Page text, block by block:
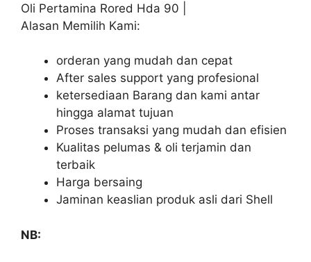
Oli Pertamina Rored Hda 90 |
Alasan Memilih Kami:
orderan yang mudah dan cepat
After sales support yang profesional
ketersediaan Barang dan kami antar
hingga alamat tujuan
Proses transaksi yang mudah dan efisien
Kualitas pelumas & oli terjamin dan
terbaik
Harga bersaing
Jaminan keaslian produk asli dari Shell
NB: